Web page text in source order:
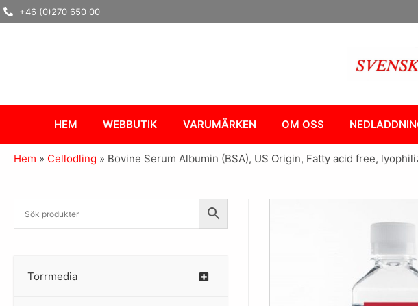
Hoppa
till
+46 (0)270 650 00
HEM WEBBUTIK VARUMÄRKEN OM OSS
Hem » Cellodling » Bovine Serum Albumin (BSA), US Origin, Fatty acid free,
Torrmedia
–